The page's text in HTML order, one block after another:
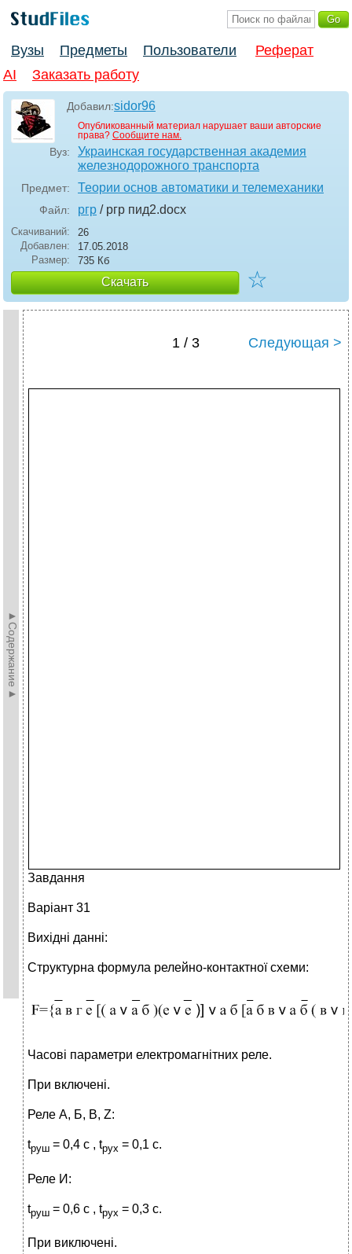
Вузы Предметы Пользователи
Реферат
AI
Заказать работу
Добавил:sidor96
Опубликованный материал нарушает ваши авторские
права? Сообщите нам.
Вуз:
Украинская государственная академия
железнодорожного транспорта
Предмет: Теории основ автоматики и телемеханики
Файл: ргр / ргр пид2.docx
Скачиваний:
26
Добавлен:
17.05.2018
Размер:
735 Кб
Скачать ☆
►Содержание►
1 / 3 Следующая >
Завдання
Варіант 31
Вихідні данні:
Структурна формула релейно-контактної схеми:
Часові параметри електромагнітних реле.
При включені.
Реле А, Б, B, Z:
tруш = 0,4 с , tрух = 0,1 с.
Реле И:
tруш = 0,6 с , tрух = 0,3 с.
При виключені.